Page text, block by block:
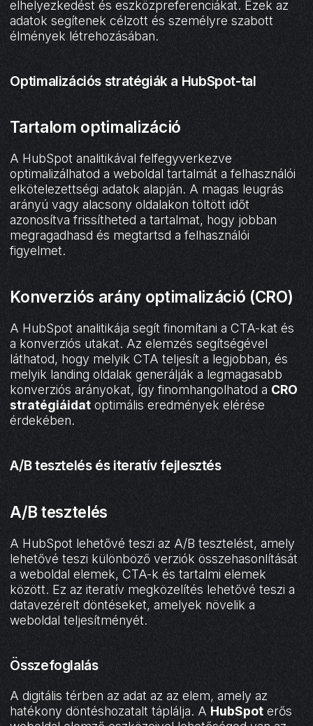
elhelyezkedést és eszközpreferenciákat. Ezek az
adatok segítenek célzott és személyre szabott
élmények létrehozásában.
Optimalizációs stratégiák a HubSpot-tal
Tartalom optimalizáció
A HubSpot analitikával felfegyverkezve
optimalizálhatod a weboldal tartalmát a felhasználói
elkötelezettségi adatok alapján. A magas leugrás
arányú vagy alacsony oldalakon töltött időt
azonosítva frissítheted a tartalmat, hogy jobban
megragadhasd és megtartsd a felhasználói
figyelmet.
Konverziós arány optimalizáció (CRO)
A HubSpot analitikája segít finomítani a CTA-kat és
a konverziós utakat. Az elemzés segítségével
láthatod, hogy melyik CTA teljesít a legjobban, és
melyik landing oldalak generálják a legmagasabb
konverziós arányokat, így finomhangolhatod a CRO
stratégiáidat optimális eredmények elérése
érdekében.
A/B tesztelés és iteratív fejlesztés
A/B tesztelés
A HubSpot lehetővé teszi az A/B tesztelést, amely
lehetővé teszi különböző verziók összehasonlítását
a weboldal elemek, CTA-k és tartalmi elemek
között. Ez az iteratív megközelítés lehetővé teszi a
datavezérelt döntéseket, amelyek növelik a
weboldal teljesítményét.
Összefoglalás
A digitális térben az adat az az elem, amely az
hatékony döntéshozatalt táplálja. A HubSpot erős